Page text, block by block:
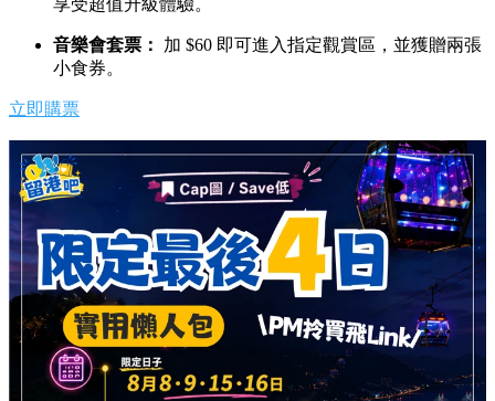
享受超值升級體驗。
音樂會套票：
加 $60 即可進入指定觀賞區，並獲贈兩張
小食券。
立即購票